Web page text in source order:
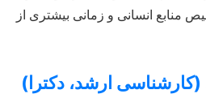
انسانی و زمانی بیشتری از
ارشد، دکترا)